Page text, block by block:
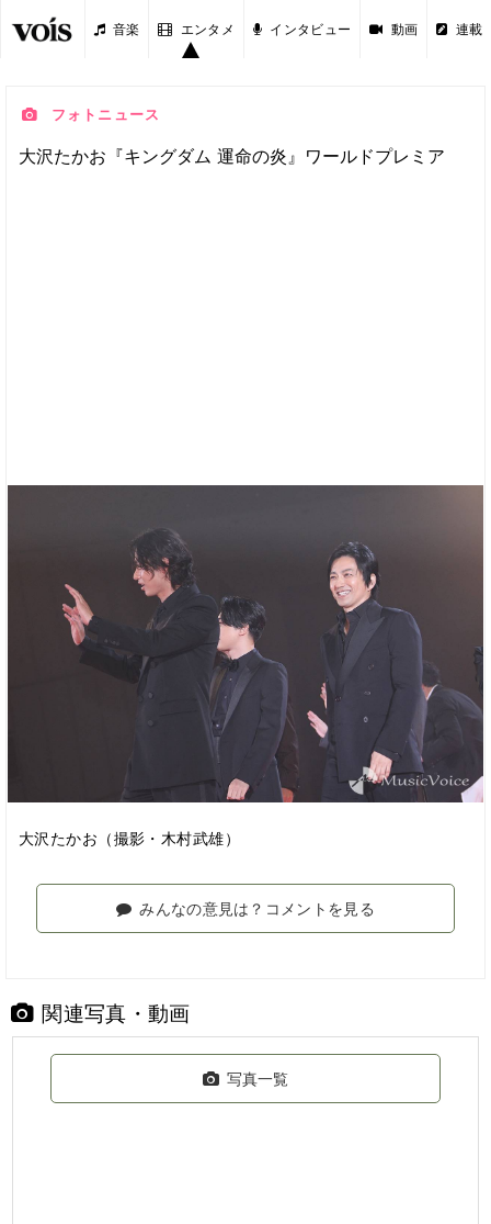
音楽 エンタメ インタビュー 動画 連載
フォトニュース
大沢たかお『キングダム 運命の炎』ワールドプレミア
大沢たかお（撮影・木村武雄）
みんなの意見は？コメントを見る
関連写真・動画
写真一覧